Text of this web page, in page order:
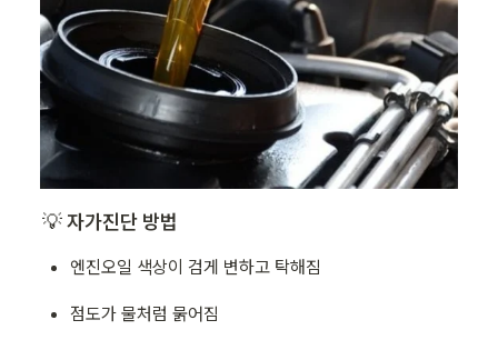
💡 자가진단 방법
엔진오일 색상이 검게 변하고 탁해짐
점도가 물처럼 묽어짐